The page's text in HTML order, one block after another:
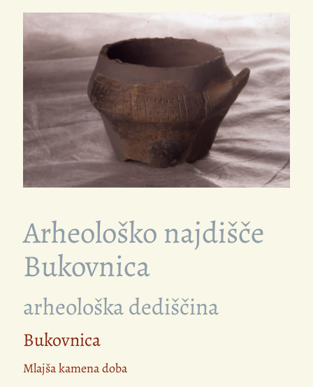
Arheološko najdišče
Bukovnica
arheološka dediščina
Bukovnica
Mlajša kamena doba